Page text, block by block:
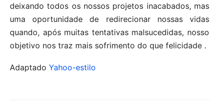
deixando todos os nossos projetos inacabados, mas
uma oportunidade de redirecionar nossas vidas
quando, após muitas tentativas malsucedidas, nosso
objetivo nos traz mais sofrimento do que felicidade .
Adaptado Yahoo-estilo